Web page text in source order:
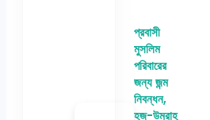
প্রবাসী
মুসলিম
পরিবারের
জন্য জন্ম
নিবন্ধন,
হজ-উমরাহ